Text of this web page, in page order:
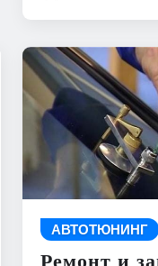
АВТОТЮНИНГ
Ремонт и